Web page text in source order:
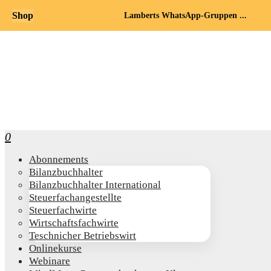
0
Abon­ne­ments
Bilanz­buch­hal­ter
Bilanz­buch­hal­ter International
Steu­er­fach­an­ge­stell­te
Steu­er­fach­wir­te
Wirt­schafts­fach­wir­te
Teschni­cher Betriebswirt
Online­kur­se
Web­i­na­re
Shop Lamberts WhatsApp-Gruppen ...